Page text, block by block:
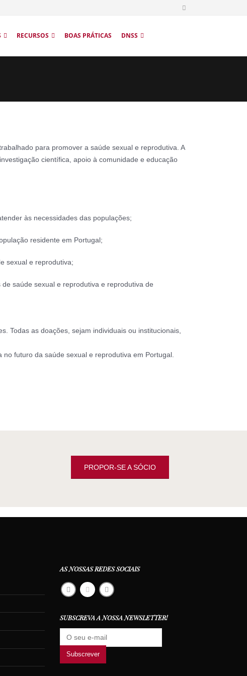
RECURSOS BOAS PRÁTICAS DNSS
para promover a saúde sexual e reprodutiva. A
científica, apoio à comunidade e educação
às necessidades das populações;
residente em Portugal;
sexual e reprodutiva;
saúde sexual e reprodutiva e reprodutiva de
Todas as doações, sejam individuais ou institucionais,
futuro da saúde sexual e reprodutiva em Portugal.
PROPOR-SE A SÓCIO
AS NOSSAS REDES SOCIAIS
SUBSCREVA A NOSSA NEWSLETTER!